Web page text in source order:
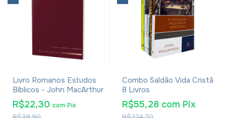
Livro Romanos Estudos
Bíblicos - John MacArthur
R$22,30 comPix
Combo Saldão Vida Cristã
8 Livros
R$55,28 com Pix